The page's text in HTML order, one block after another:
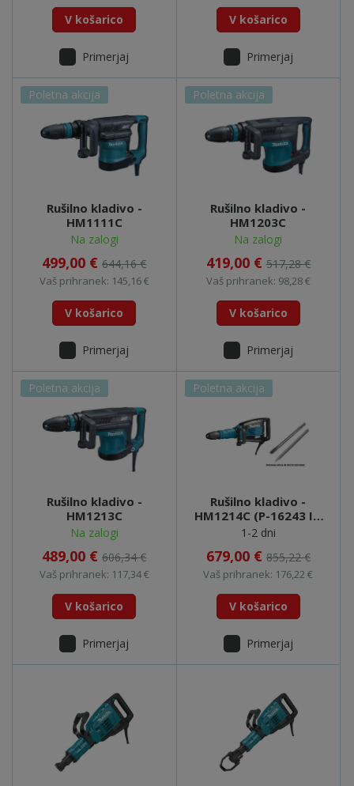
V košarico
Primerjaj
V košarico
Primerjaj
Rušilno kladivo -
HM1111C
Na zalogi
499,00 €644,16 €
Vaš prihranek: 145,16 €
V košarico
Primerjaj
Poletna akcija
Rušilno kladivo -
HM1203C
Na zalogi
419,00 € 517,28 €
Vaš prihranek: 98,28 €
V košarico
Primerjaj
Poletna akcija
Rušilno kladivo -
HM1213C
Na zalogi
489,00 €606,34 €
Vaš prihranek: 117,34 €
V košarico
Primerjaj
Poletna akcija
Rušilno kladivo -
HM1214C (P-16243 IN
P-16271)
1-2 dni
679,00 € 855,22 €
Vaš prihranek: 176,22 €
V košarico
Primerjaj
Poletna akcija